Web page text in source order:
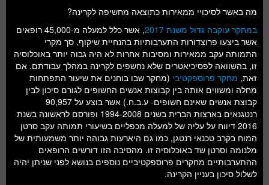
מה באשר לסיכויי ממאירות כתוצאה מחשיפה לקרינה?
במחקר עוקבה גדול משנת 2017
, אשר כלל למעלה מ-45,000 רופאים
אשר ביצעו פרוצדורות התערבותיות בהנחיית שיקוף, סך מקרי
התמותה עקב ממאירות ומסיבות אחרות לא היה גבוה יותר באוכלוסיה
זו, בהשוואה לפסיכיאטרים שלא נחשפים לקרינה במהלך עבודתם. אם
זאת, מחקר פרוספקטיבי (מחקר שבו בוחנים את שיעור התפתחות
מחלה ומשווים אותה בין קבוצות אנשים החשופים לגורם סיכון לבין
קבוצת אנשים שאינם חשופים- ע.ב.ח.) אשר בוצע על 90,957
רנטגנאים בארצות הברית בשנים 1994-2008 ופורסם לראשונה בשנת
2016 דיווח על עליה של למעלה מכפליים בשיעורי תמותה עקב סרטן
המוח בקרב טכנאי רנטגן, כמו גם היארעות גבוהה יותר משמעותית של
מלנומה וסרטן שד באוכלוסיה זו. מהסיבה הזו דורשים הרופאים
ההתערבותיים מחקרים פרוספקטיביים נוספים בנושא לפני שניתן יהיה
לשלול סיכון בעניין הקרינה.